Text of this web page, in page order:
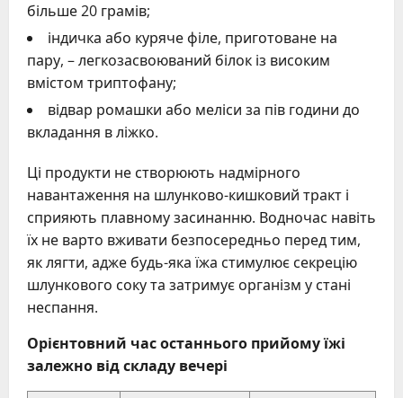
більше 20 грамів;
індичка або куряче філе, приготоване на
пару, – легкозасвоюваний білок із високим
вмістом триптофану;
відвар ромашки або меліси за пів години до
вкладання в ліжко.
Ці продукти не створюють надмірного
навантаження на шлунково-кишковий тракт і
сприяють плавному засинанню. Водночас навіть
їх не варто вживати безпосередньо перед тим,
як лягти, адже будь-яка їжа стимулює секрецію
шлункового соку та затримує організм у стані
неспання.
Орієнтовний час останнього прийому їжі
залежно від складу вечері